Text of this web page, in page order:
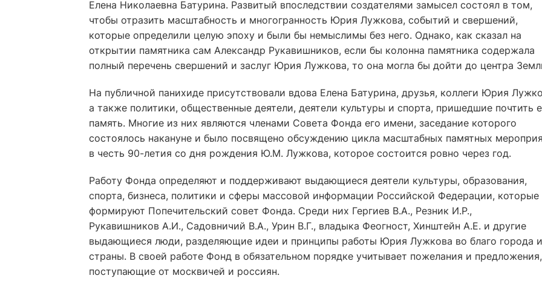
Елена Николаевна Батурина. Развитый впоследствии создателями замысел состоял в том,
чтобы отразить масштабность и многогранность Юрия Лужкова, событий и свершений,
которые определили целую эпоху и были бы немыслимы без него. Однако, как сказал на
открытии памятника сам Александр Рукавишников, если бы колонна памятника содержала
полный перечень свершений и заслуг Юрия Лужкова, то она могла бы дойти до центра
На публичной панихиде присутствовали вдова Елена Батурина, друзья, коллеги Юрия
а также политики, общественные деятели, деятели культуры и спорта, пришедшие почтить
память. Многие из них являются членами Совета Фонда его имени, заседание которого
состоялось накануне и было посвящено обсуждению цикла масштабных памятных
в честь 90-летия со дня рождения Ю.М. Лужкова, которое состоится ровно через год.
Работу Фонда определяют и поддерживают выдающиеся деятели культуры, образования,
спорта, бизнеса, политики и сферы массовой информации Российской Федерации, которые
формируют Попечительский совет Фонда. Среди них Гергиев В.А., Резник И.Р.,
Рукавишников А.И., Садовничий В.А., Урин В.Г., владыка Феогност, Хинштейн А.Е. и другие
выдающиеся люди, разделяющие идеи и принципы работы Юрия Лужкова во благо города и
страны. В своей работе Фонд в обязательном порядке учитывает пожелания и предложения,
поступающие от москвичей и россиян.